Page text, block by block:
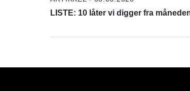
LISTE: 10 låter vi digger fra